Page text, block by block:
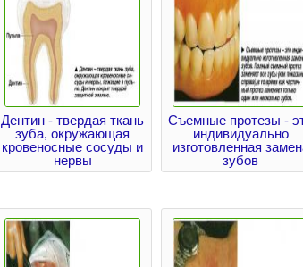
Дентин - твердая ткань
зуба, окружающая
кровеносные сосуды и
нервы
Съемные протезы -
индивидуально
изготовленная
зубов